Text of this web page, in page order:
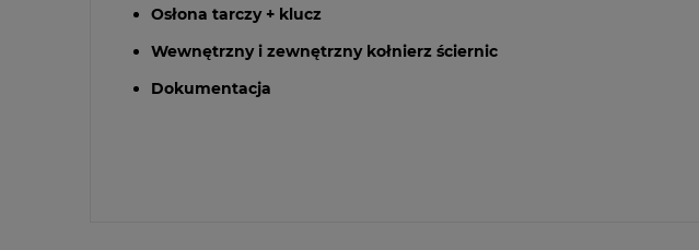
Osłona tarczy + klucz
Wewnętrzny i zewnętrzny kołnierz ściernic
Dokumentacja